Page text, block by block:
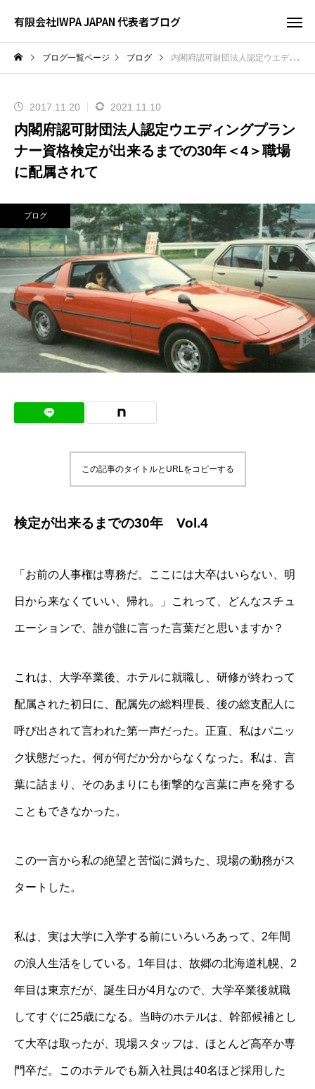
有限会社IWPA JAPAN 代表者ブログ
ブログ一覧ページ ブログ 内閣府認可財団法人認定ウエディングプランナー資格検定が出来るまでの30年＜4＞職場に配属されて
2017.11.20 2021.11.10
内閣府認可財団法人認定ウエディングプラン
ナー資格検定が出来るまでの30年＜4＞職場
に配属されて
ブログ
この記事のタイトルとURLをコピーする
検定が出来るまでの30年 Vol.4
「お前の人事権は専務だ。ここには大卒はいらない、明
日から来なくていい、帰れ。」これって、どんなスチュ
エーションで、誰が誰に言った言葉だと思いますか？
これは、大学卒業後、ホテルに就職し、研修が終わって
配属された初日に、配属先の総料理長、後の総支配人に
呼び出されて言われた第一声だった。正直、私はパニッ
ク状態だった。何が何だか分からなくなった。私は、言
葉に詰まり、そのあまりにも衝撃的な言葉に声を発する
こともできなかった。
この一言から私の絶望と苦悩に満ちた、現場の勤務がス
タートした。
私は、実は大学に入学する前にいろいろあって、2年間
の浪人生活をしている。1年目は、故郷の北海道札幌、2
年目は東京だが、誕生日が4月なので、大学卒業後就職
してすぐに25歳になる。当時のホテルは、幹部候補とし
て大卒は取ったが、現場スタッフは、ほとんど高卒か専
門卒だ。このホテルでも新入社員は40名ほど採用した